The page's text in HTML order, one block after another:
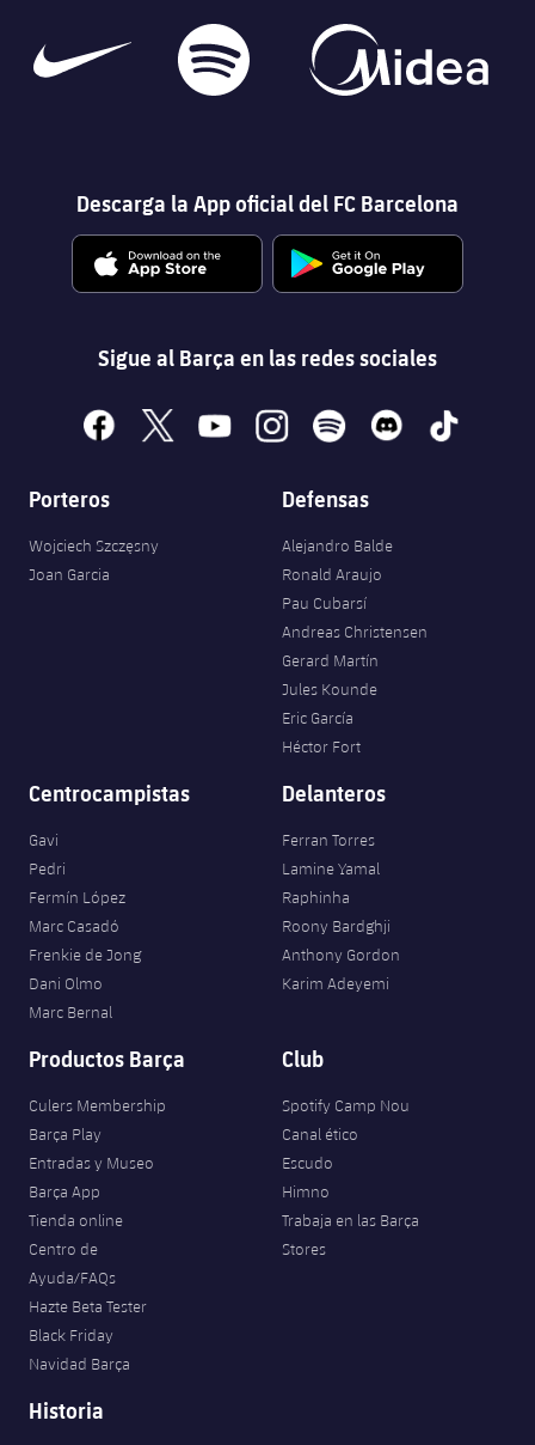
Descarga la App oficial del FC Barcelona
Sigue al Barça en las redes sociales
facebook
x youtubeinstagramspotify discord tiktok
Porteros
Wojciech Szczęsny
Joan Garcia
Defensas
Alejandro Balde
Ronald Araujo
Pau Cubarsí
Andreas Christensen
Gerard Martín
Jules Kounde
Eric García
Héctor Fort
Centrocampistas
Gavi
Pedri
Fermín López
Marc Casadó
Frenkie de Jong
Dani Olmo
Marc Bernal
Delanteros
Ferran Torres
Lamine Yamal
Raphinha
Roony Bardghji
Anthony Gordon
Karim Adeyemi
Productos Barça
Culers Membership
Barça Play
Entradas y Museo
Barça App
Tienda online
Centro de
Ayuda/FAQs
Hazte Beta Tester
Black Friday
Navidad Barça
Club
Spotify Camp Nou
Canal ético
Escudo
Himno
Trabaja en las Barça
Stores
Historia